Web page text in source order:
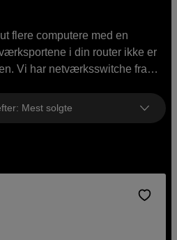
flere computere med en
i din router ikke er
Vi har netværksswitche fra
: Mest solgte